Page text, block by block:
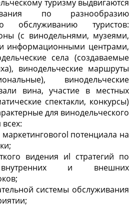
туризму выдвигаются
по разнообразию
обслуживанию туристов:
(с винодельнями, музеями,
информационными центрами,
села (создаваемые
винодельческие маршруты
винодельческие
вина, участие в местных
спектакли, конкурсы)
для винодельческого
потенциала на
видения иl стратегий по
и внешних
системы обслуживания